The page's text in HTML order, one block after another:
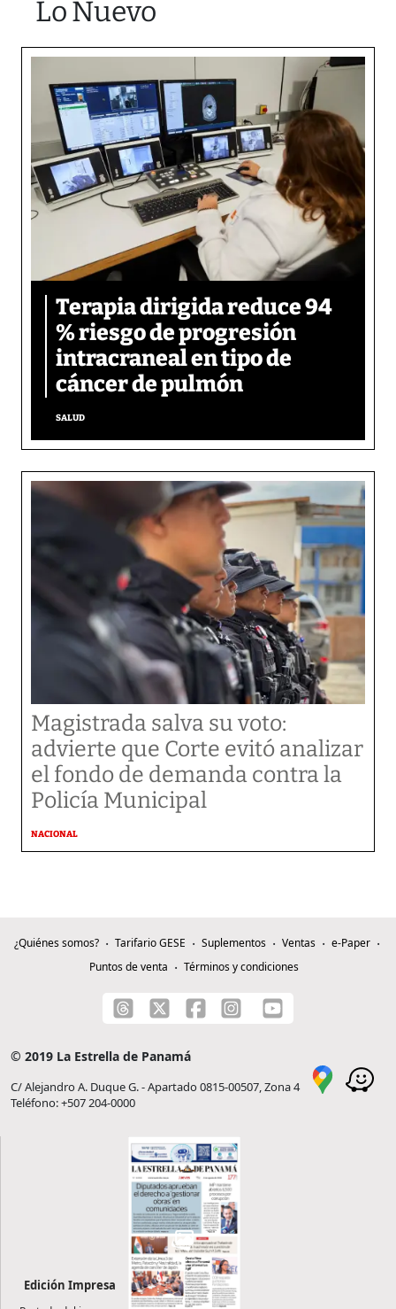
Lo Nuevo
Terapia dirigida reduce 94
% riesgo de progresión
intracraneal en tipo de
cáncer de pulmón
SALUD
Magistrada salva su voto:
advierte que Corte evitó analizar
el fondo de demanda contra la
Policía Municipal
NACIONAL
¿Quiénes somos? Tarifario GESE Suplementos Ventas
e-Paper
Puntos de venta
Términos y condiciones
© 2019 La Estrella de Panamá
C/ Alejandro A. Duque G. - Apartado 0815-00507, Zona 4
Teléfono: +507 204-0000
Edición Impresa